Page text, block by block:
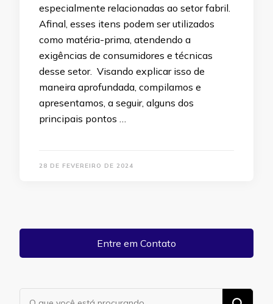
especialmente relacionadas ao setor fabril.
Afinal, esses itens podem ser utilizados
como matéria-prima, atendendo a
exigências de consumidores e técnicas
desse setor. Visando explicar isso de
maneira aprofundada, compilamos e
apresentamos, a seguir, alguns dos
principais pontos …
28 DE FEVEREIRO DE 2024
Entre em Contato
Procurando